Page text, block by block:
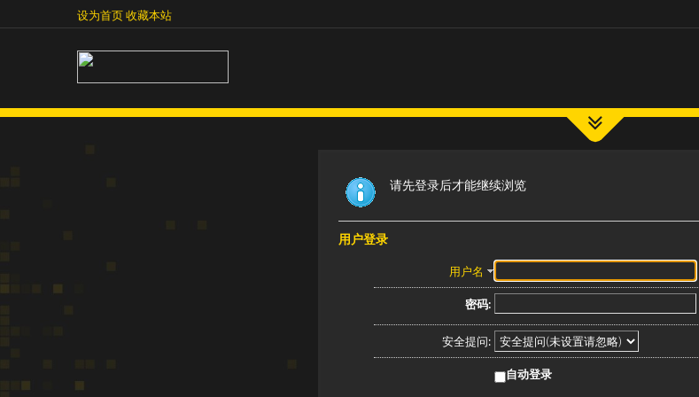
设为首页收藏本站
请先登录后才能继续浏览
用户登录
用户名
密码:
安全提问:
自动登录